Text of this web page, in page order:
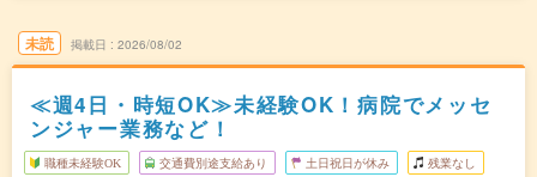
未読 掲載日 2026/08/02
≪週4日・時短OK≫未経験OK！病院でメッセ
ンジャー業務など！
職種未経験OK 交通費別途支給あり 土日祝日が休み 残業なし